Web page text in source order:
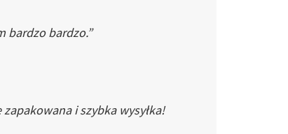
bardzo bardzo.”
i szybka wysyłka!